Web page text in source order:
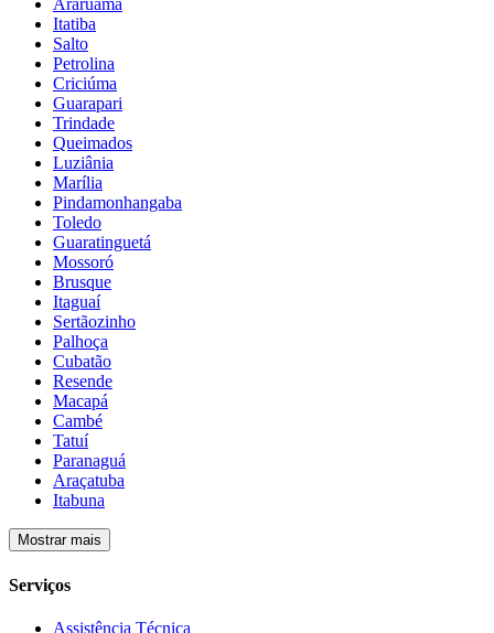
Araruama
Itatiba
Salto
Petrolina
Criciúma
Guarapari
Trindade
Queimados
Luziânia
Marília
Pindamonhangaba
Toledo
Guaratinguetá
Mossoró
Brusque
Itaguaí
Sertãozinho
Palhoça
Cubatão
Resende
Macapá
Cambé
Tatuí
Paranaguá
Araçatuba
Itabuna
Mostrar mais
Serviços
Assistência Técnica